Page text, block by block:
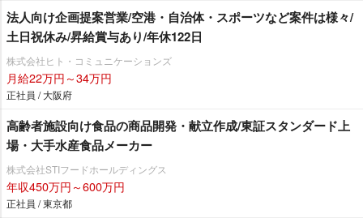
法人向け企画提案営業/空港・自治体・スポーツなど案件は様々/
土日祝休み/昇給賞与あり/年休122日
株式会社ヒト・コミュニケーションズ
月給22万円～34万円
正社員 / 大阪府
高齢者施設向け食品の商品開発・献立作成/東証スタンダード上
場・大手水産食品メーカー
株式会社STIフードホールディングス
年収450万円～600万円
正社員 / 東京都